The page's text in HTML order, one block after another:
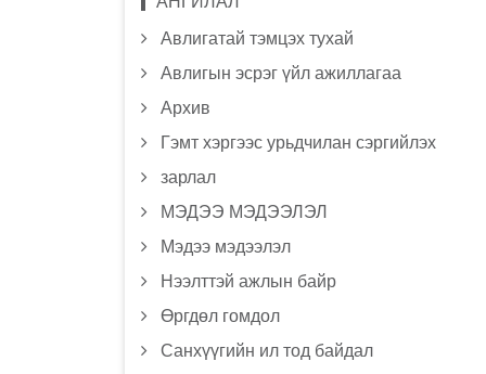
Авлигатай тэмцэх тухай
Авлигын эсрэг үйл ажиллагаа
Архив
Гэмт хэргээс урьдчилан сэргийлэх
зарлал
МЭДЭЭ МЭДЭЭЛЭЛ
Мэдээ мэдээлэл
Нээлттэй ажлын байр
Өргдөл гомдол
Санхүүгийн ил тод байдал